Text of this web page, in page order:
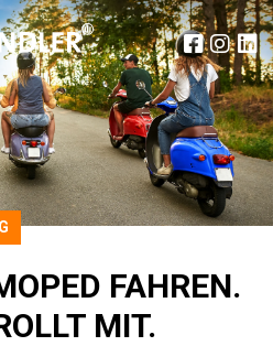
FAHREN.
MIT.